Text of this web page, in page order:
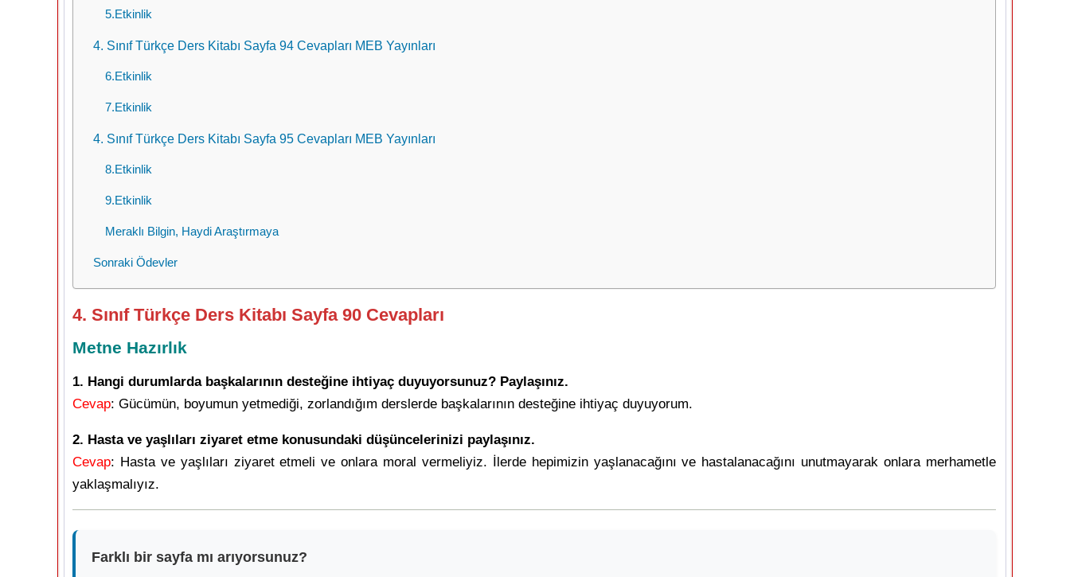
5.Etkinlik
4. Sınıf Türkçe Ders Kitabı Sayfa 94 Cevapları MEB Yayınları
6.Etkinlik
7.Etkinlik
4. Sınıf Türkçe Ders Kitabı Sayfa 95 Cevapları MEB Yayınları
8.Etkinlik
9.Etkinlik
Meraklı Bilgin, Haydi Araştırmaya
Sonraki Ödevler
4. Sınıf Türkçe Ders Kitabı Sayfa 90 Cevapları
Metne Hazırlık
1. Hangi durumlarda başkalarının desteğine ihtiyaç duyuyorsunuz? Paylaşınız.
Cevap: Gücümün, boyumun yetmediği, zorlandığım derslerde başkalarının desteğine ihtiyaç duyuyorum.
2. Hasta ve yaşlıları ziyaret etme konusundaki düşüncelerinizi paylaşınız.
Cevap: Hasta ve yaşlıları ziyaret etmeli ve onlara moral vermeliyiz. İlerde hepimizin yaşlanacağını ve hastalanacağını unutmayarak onlara merhametle
yaklaşmalıyız.
Farklı bir sayfa mı arıyorsunuz?